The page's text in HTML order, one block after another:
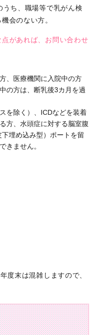
ち、職場等で乳がん検
会のない方。
があれば、お問い合わせ
、医療機関に入院中の方
の方は、断乳後3カ月を過
を除く）、ICDなどを装着
方、水頭症に対する脳室腹
埋め込み型）ポートを留
きません。
度末は混雑しますので、